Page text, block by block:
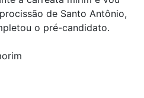
de Santo Antônio,
o pré-candidato.